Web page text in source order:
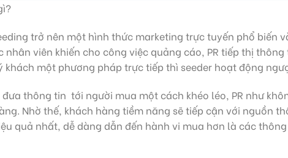
trở nên một hình thức marketing trực tuyến phổ biến
nhân viên khiến cho công việc quảng cáo, PR tiếp thị
khách một phương pháp trực tiếp thì seeder hoạt động
thông tin tới người mua một cách khéo léo, PR như
Nhờ thế, khách hàng tiềm năng sẽ tiếp cận với nguồn
quả nhất, dễ dàng dẫn đến hành vi mua hơn là các